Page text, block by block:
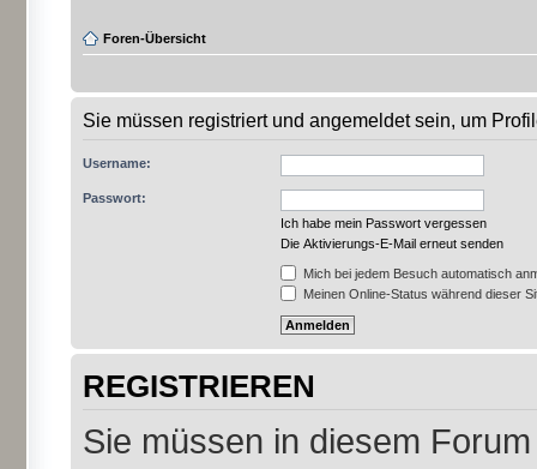
Foren-Übersicht
Sie müssen registriert und angemeldet sein, um
Username:
Passwort:
Ich habe mein Passwort vergessen
Die Aktivierungs-E-Mail erneut senden
Mich bei jedem Besuch automatisch
Meinen Online-Status während dieser
REGISTRIEREN
Sie müssen in diesem